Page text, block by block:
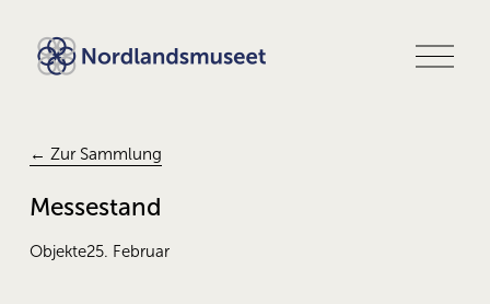
M
e
← Zur Sammlung
Messestand
Objekte25. Februar